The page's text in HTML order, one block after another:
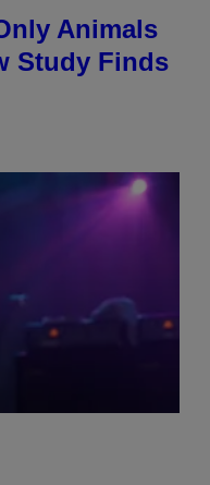
Animals
Study Finds